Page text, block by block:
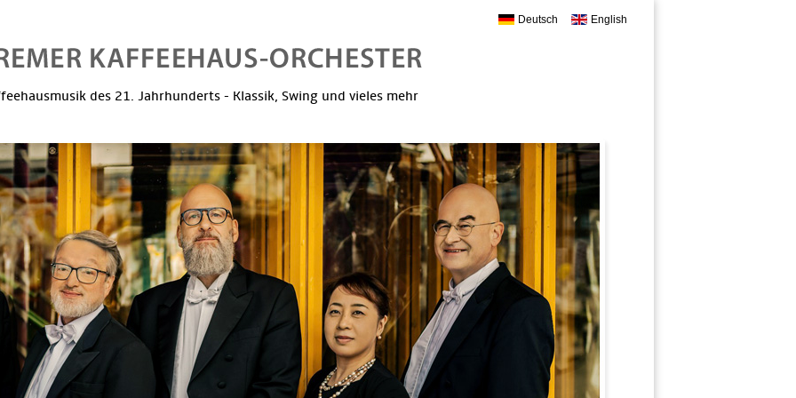
Deutsch English
des 21. Jahrhunderts - Klassik, Swing und vieles mehr